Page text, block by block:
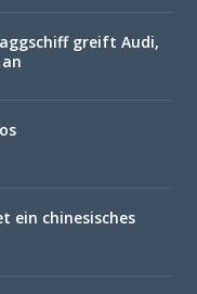
greift Audi,
ein chinesisches